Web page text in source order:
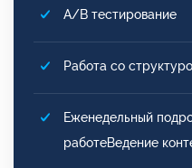
A/B тестирование
Работа со
Еженедельный
работеВедение